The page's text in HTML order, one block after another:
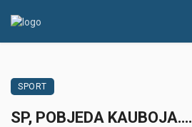
SPORT
SP, POBJEDA KAUBOJA….